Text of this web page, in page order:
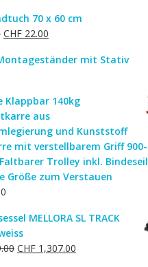
70 x 60 cm
Ursprünglicher
war:
CHF 22.00
ist:
mit Stativ
Klappbar 140kg
aus
und Kunststoff
mit verstellbarem Griff 900-
Trolley inkl. Bindeseil
Größe zum Verstauen
MELLORA SL TRACK
Ursprünglicher
CHF 1,307.00